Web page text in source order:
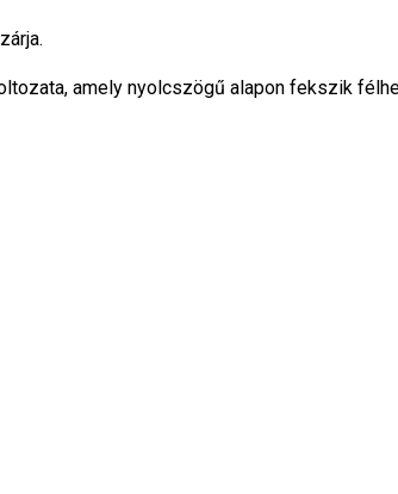
amely nyolcszögű alapon fekszik